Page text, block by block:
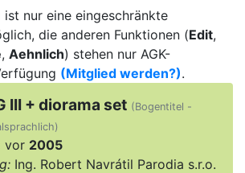
ist nur eine eingeschränkte
die anderen Funktionen (Edit,
, Aehnlich) stehen nur AGK-
(Mitglied werden?).
III + diorama set (Bogentitel -
vor 2005
Ing. Robert Navrátil Parodia s.r.o.